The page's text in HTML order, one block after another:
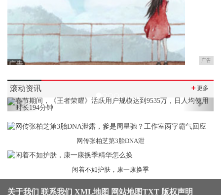
广告
滚动资讯 ＋更多
Previous Next
网传张柏芝第3胎DNA泄
闲着不如护肤，康一康换季
关于我们 联系我们 XML地图 网站地图TXT 版权声明